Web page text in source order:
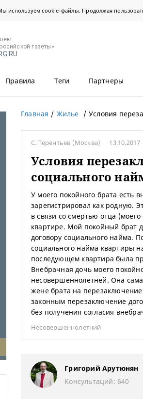
используем cookie-файлы. Продолжая
газеты»
Правила Теги Партнеры
Главная Жилье Условия
С. Терентьев (Москва) 13.10.2017
Условия
социального
У моего покойного брата есть
зарегистрировал как родную.
в связи со смертью отца
квартире. Мой покойный брат
договору социального найма.
социального найма квартиры
последующем квартира была
Внебрачная дочь моего
несовершеннолетней. Она
жене брата на
законным перезаключение
без получения согласия
Несовершеннолетний
Григорий Арутюнян
Консультаций: 640